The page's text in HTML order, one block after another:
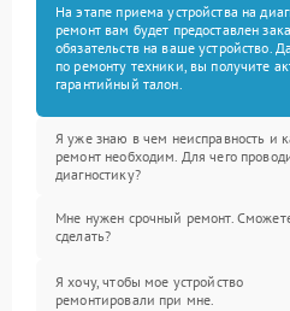
На этапе приема устройства на
ремонт вам будет предоставлен
обязательств на ваше устройство.
по ремонту техники, вы получите
гарантийный талон.
Я уже знаю в чем неисправность и
ремонт необходим. Для чего
диагностику?
Мне нужен срочный ремонт.
сделать?
Я хочу, чтобы мое устройство
ремонтировали при мне.